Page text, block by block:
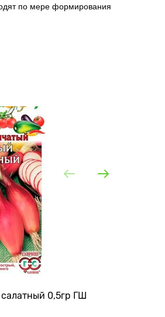
по мере формирования
0,5гр ГШ